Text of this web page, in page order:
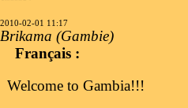
2010-02-01 11:17
Brikama (Gambie)
Français :
Welcome to Gambia!!!